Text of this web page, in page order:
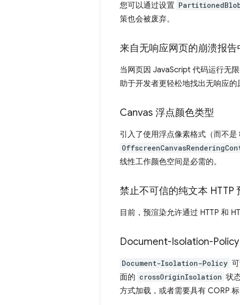
您可以通过设置
策也会被废弃。
来自无响应网页的崩溃报
当网页因 JavaScript 代码运行无
助于开发者更轻松地找出无响应
Canvas 浮点颜色类型
引入了使用浮点像素格式（而不
线性工作颜色空间是必需的。
禁止不可信的纯文本 HTTP
目前，预渲染允许通过 HTTP 和
Document-Isolation-Policy
Document-Isolation-Policy
面的 crossOriginIsolation 状
方式加载，或者需要具有 CORP 标